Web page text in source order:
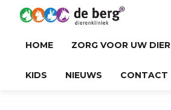
HOME ZORG VOOR UW DIER
KIDS NIEUWS CONTACT